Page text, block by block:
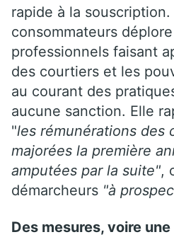
rapide à la souscription.
consommateurs
professionnels faisant
des courtiers et les
au courant des
aucune sanction. Elle
"les rémunérations des
majorées la première
amputées par la suite",
démarcheurs "à
Des mesures, voire